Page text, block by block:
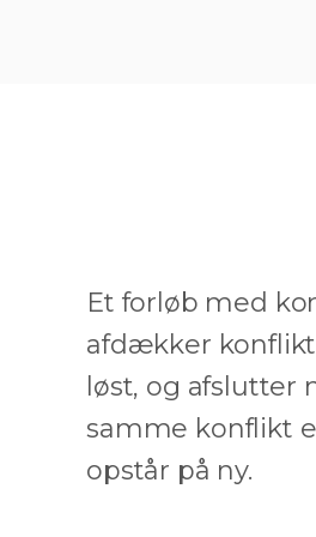
Et forløb med
afdækker
løst, og afslutter
samme konflikt
opstår på ny.